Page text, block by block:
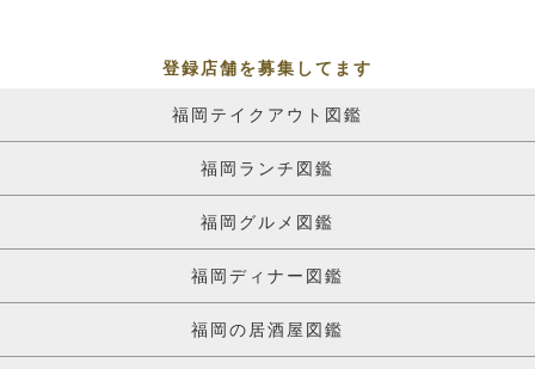
登録店舗を募集してます
福岡テイクアウト図鑑
福岡ランチ図鑑
福岡グルメ図鑑
福岡ディナー図鑑
福岡の居酒屋図鑑